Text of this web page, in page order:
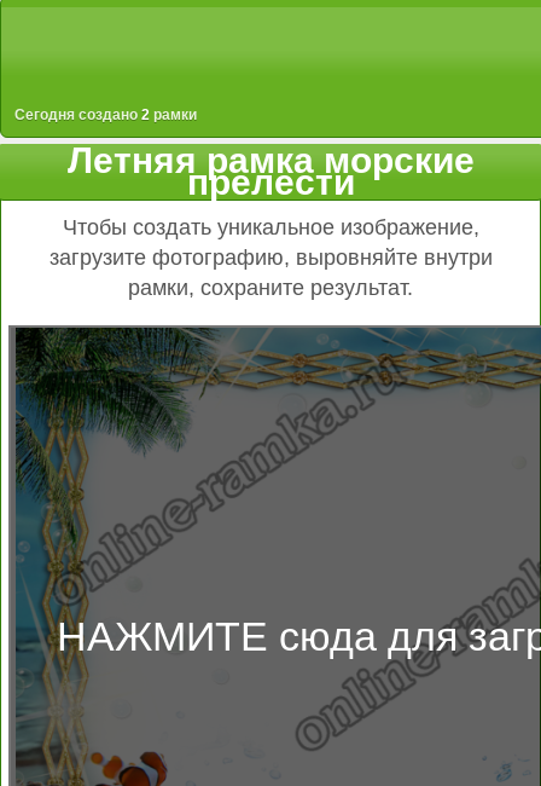
Сегодня создано 2 рамки
Летняя рамка морские
прелести
Чтобы создать уникальное изображение,
загрузите фотографию, выровняйте внутри
рамки, сохраните результат.
НАЖМИТЕ сюда для